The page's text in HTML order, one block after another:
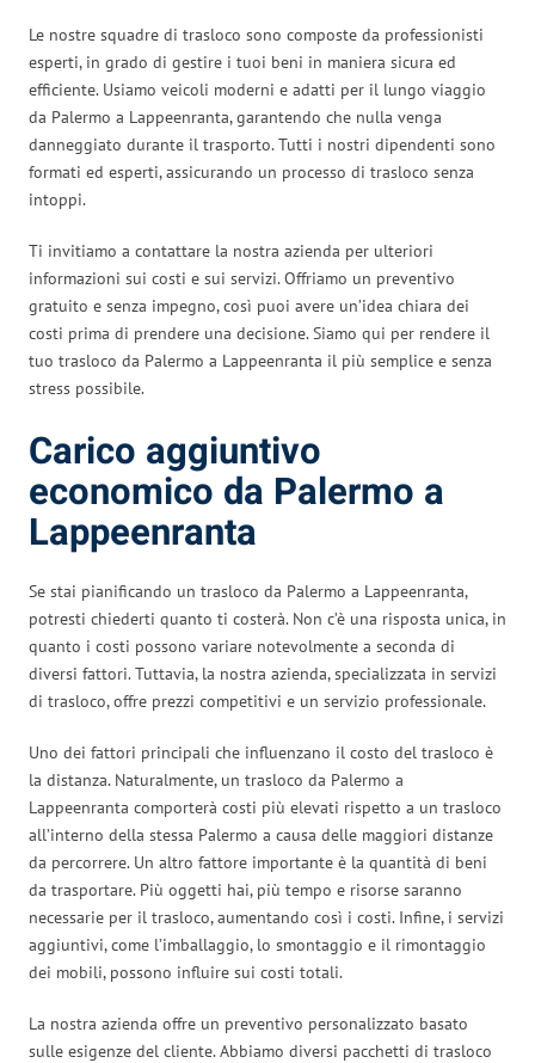
Le nostre squadre di trasloco sono composte da professionisti
esperti, in grado di gestire i tuoi beni in maniera sicura ed
efficiente. Usiamo veicoli moderni e adatti per il lungo viaggio
da Palermo a Lappeenranta, garantendo che nulla venga
danneggiato durante il trasporto. Tutti i nostri dipendenti sono
formati ed esperti, assicurando un processo di trasloco senza
intoppi.
Ti invitiamo a contattare la nostra azienda per ulteriori
informazioni sui costi e sui servizi. Offriamo un preventivo
gratuito e senza impegno, così puoi avere un’idea chiara dei
costi prima di prendere una decisione. Siamo qui per rendere il
tuo trasloco da Palermo a Lappeenranta il più semplice e senza
stress possibile.
Carico aggiuntivo
economico da Palermo a
Lappeenranta
Se stai pianificando un trasloco da Palermo a Lappeenranta,
potresti chiederti quanto ti costerà. Non c’è una risposta unica, in
quanto i costi possono variare notevolmente a seconda di
diversi fattori. Tuttavia, la nostra azienda, specializzata in servizi
di trasloco, offre prezzi competitivi e un servizio professionale.
Uno dei fattori principali che influenzano il costo del trasloco è
la distanza. Naturalmente, un trasloco da Palermo a
Lappeenranta comporterà costi più elevati rispetto a un trasloco
all’interno della stessa Palermo a causa delle maggiori distanze
da percorrere. Un altro fattore importante è la quantità di beni
da trasportare. Più oggetti hai, più tempo e risorse saranno
necessarie per il trasloco, aumentando così i costi. Infine, i servizi
aggiuntivi, come l’imballaggio, lo smontaggio e il rimontaggio
dei mobili, possono influire sui costi totali.
La nostra azienda offre un preventivo personalizzato basato
sulle esigenze del cliente. Abbiamo diversi pacchetti di trasloco